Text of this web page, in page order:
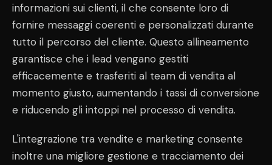
informazioni sui clienti, il che consente loro di
fornire messaggi coerenti e personalizzati durante
tutto il percorso del cliente. Questo allineamento
garantisce che i lead vengano gestiti
efficacemente e trasferiti al team di vendita al
momento giusto, aumentando i tassi di conversione
e riducendo gli intoppi nel processo di vendita.
L'integrazione tra vendite e marketing consente
inoltre una migliore gestione e tracciamento dei